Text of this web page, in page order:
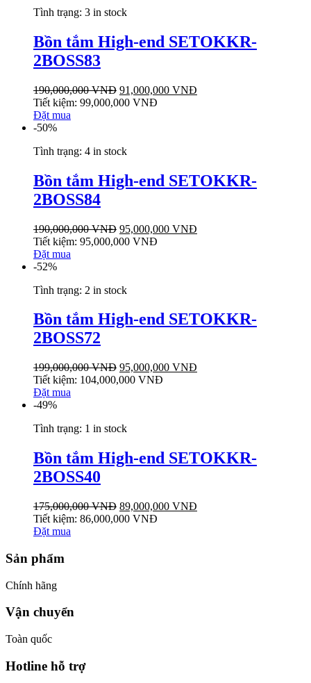
Tình trạng: 3 in stock
Bồn tắm High-end SETOKKR-
2BOSS83
190,000,000VNĐ 91,000,000 VNĐ
Tiết kiệm: 99,000,000 VNĐ
Đặt mua
-50%
Tình trạng: 4 in stock
Bồn tắm High-end SETOKKR-
2BOSS84
190,000,000VNĐ 95,000,000 VNĐ
Tiết kiệm: 95,000,000 VNĐ
Đặt mua
-52%
Tình trạng: 2 in stock
Bồn tắm High-end SETOKKR-
2BOSS72
199,000,000VNĐ 95,000,000 VNĐ
Tiết kiệm: 104,000,000 VNĐ
Đặt mua
-49%
Tình trạng: 1 in stock
Bồn tắm High-end SETOKKR-
2BOSS40
175,000,000VNĐ 89,000,000 VNĐ
Tiết kiệm: 86,000,000 VNĐ
Đặt mua
Sản phẩm
Chính hãng
Vận chuyển
Toàn quốc
Hotline hỗ trợ